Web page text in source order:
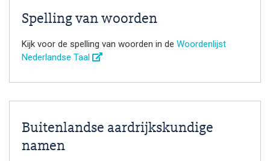
Spelling van woorden
Kijk voor de spelling van woorden in de Woordenlijst
Nederlandse Taal
Buitenlandse aardrijkskundige
namen